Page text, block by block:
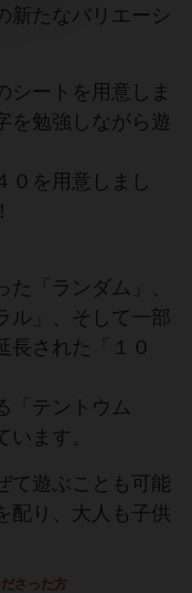
新たなバリエーシ
シートを用意しま
を勉強しながら遊
０を用意しまし
「ランダム」、
ル」、そして一部
長された「１０
「テントウム
ます。
て遊ぶことも可能
配り、大人も子供
さった方